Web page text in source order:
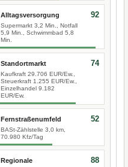
Alltagsversorgung
Supermarkt 3,2 Min., Notfall
5,9 Min., Schwimmbad 5,8
Min.
92
Standortmarkt
Kaufkraft 29.706 EUR/Ew.,
Steuerkraft 1.255 EUR/Ew.,
Einzelhandel 9.182
EUR/Ew.
74
Fernstraßenumfeld
BASt-Zählstelle 3,0 km,
70.980 Kfz/Tag
52
Regionale
88